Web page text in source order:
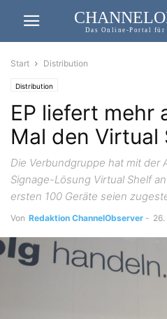
Das Online-Portal für
Start Distribution
Distribution
EP liefert mehr
Mal den Virtual
Die Verbundgruppe hat mit der
Signage-Lösung Virtual Shelf
ersten 100 Geräte seien
Von Redaktion ChannelObserver -